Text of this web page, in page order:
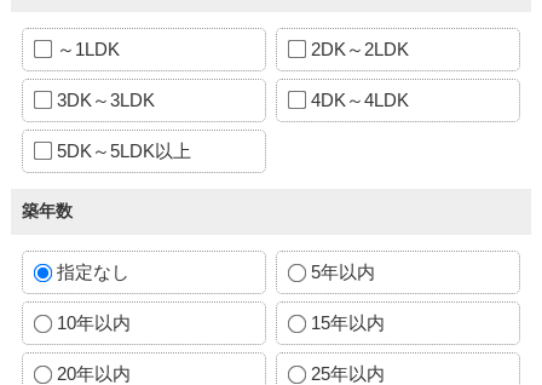
～1LDK 2DK～2LDK
3DK～3LDK 4DK～4LDK
5DK～5LDK以上
築年数
指定なし 5年以内
10年以内 15年以内
20年以内 25年以内